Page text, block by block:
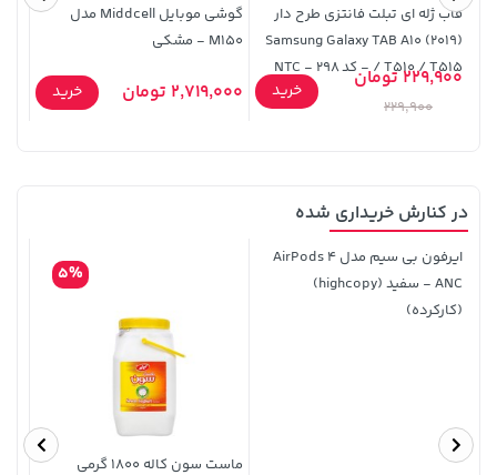
141,000 تومان
قاب ژله ای تبلت فانتزی طرح دار
Samsung Galaxy TAB A10 (2019)
/ T510 / T515 - کد 298 - NTC
229,900 تومان
229,900
خرید
گوشی موبایل Middcell مدل
M150 - مشکی
2,719,000 تومان خرید
در کنارش خریداری شده
ایرفون بی سیم مدل AirPods 4
ANC - سفید (highcopy)
(کارکرده)
ماست سون کاله 1800 گرمی
5%